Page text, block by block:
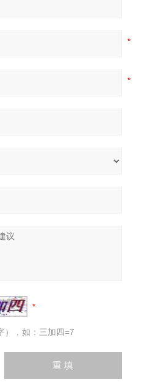
），如：三加四=7